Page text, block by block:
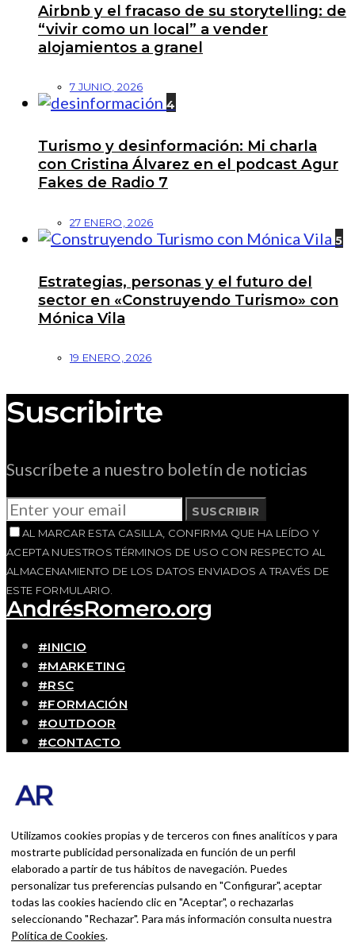
Airbnb y el fracaso de su storytelling: de
“vivir como un local” a vender
alojamientos a granel
7 JUNIO, 2026
4
Turismo y desinformación: Mi charla
con Cristina Álvarez en el podcast Agur
Fakes de Radio 7
27 ENERO, 2026
5
Estrategias, personas y el futuro del
sector en «Construyendo Turismo» con
Mónica Vila
19 ENERO, 2026
Suscribirte
Suscríbete a nuestro boletín de noticias
SUSCRIBIR
AL MARCAR ESTA CASILLA, CONFIRMA QUE HA LEÍDO Y
ACEPTA NUESTROS TÉRMINOS DE USO CON RESPECTO AL
ALMACENAMIENTO DE LOS DATOS ENVIADOS A TRAVÉS DE
ESTE FORMULARIO.
AndrésRomero.org
#INICIO
#MARKETING
#RSC
#FORMACIÓN
#OUTDOOR
#CONTACTO
Blog personal y profesional de Andrés Romero.
persona que disfruta con lo que hace cada día
BUSCAR POR:
BUSCAR
Ingresa las palabras de la búsqueda y presiona
Utilizamos cookies propias y de terceros con fines analíticos y para
mostrarte publicidad personalizada en función de un perfil
elaborado a partir de tus hábitos de navegación. Puedes
personalizar tus preferencias pulsando en "Configurar", aceptar
todas las cookies haciendo clic en "Aceptar", o rechazarlas
seleccionando "Rechazar". Para más información consulta nuestra
Política de Cookies.